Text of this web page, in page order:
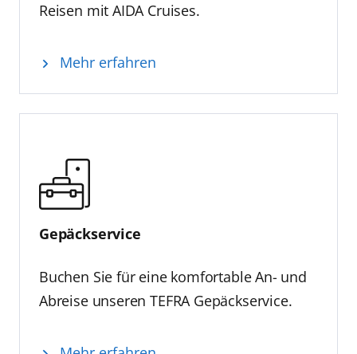
Reisen mit AIDA Cruises.
Mehr erfahren
Gepäckservice
Buchen Sie für eine komfortable An- und
Abreise unseren TEFRA Gepäckservice.